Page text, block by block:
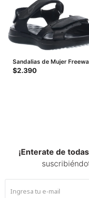
Sandalias de Mujer
Casual c/Velcro - Negro
$2.390
¡Enterate de